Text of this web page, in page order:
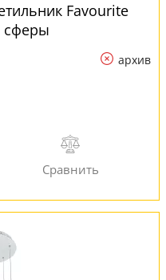
Favourite
сферы
архив